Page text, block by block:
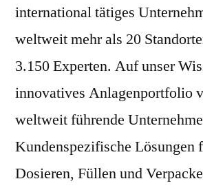
international tätiges
weltweit mehr als 20
3.150 Experten. Auf unser
innovatives Anlagenportfolio
weltweit führende
Kundenspezifische Lösungen
Dosieren, Füllen und